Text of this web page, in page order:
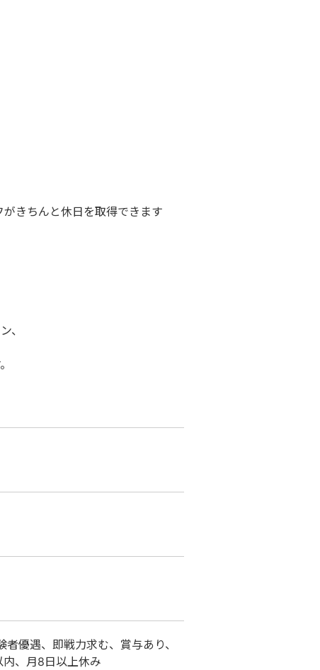
きちんと休日を取得できます
、
優遇、即戦力求む、賞与あり、
、月8日以上休み